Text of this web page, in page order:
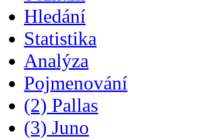
Hledání
Statistika
Analýza
Pojmenování
(2) Pallas
(3) Juno